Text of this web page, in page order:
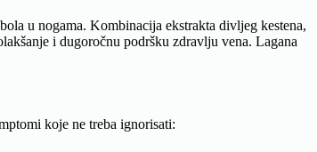
u nogama. Kombinacija ekstrakta divljeg kestena,
i dugoročnu podršku zdravlju vena. Lagana
koje ne treba ignorisati: